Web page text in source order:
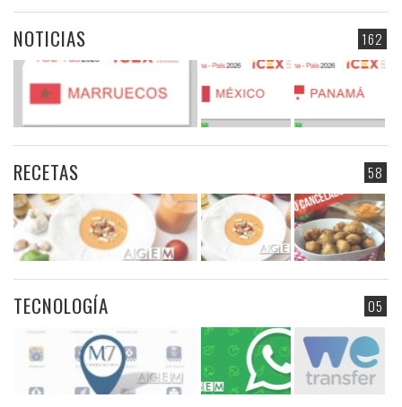
162
NOTICIAS
58
RECETAS
05
TECNOLOGÍA